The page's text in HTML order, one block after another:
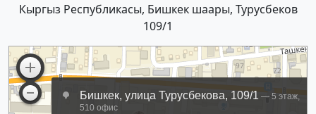
Кыргыз Республикасы, Бишкек шаары, Турусбеков
109/1